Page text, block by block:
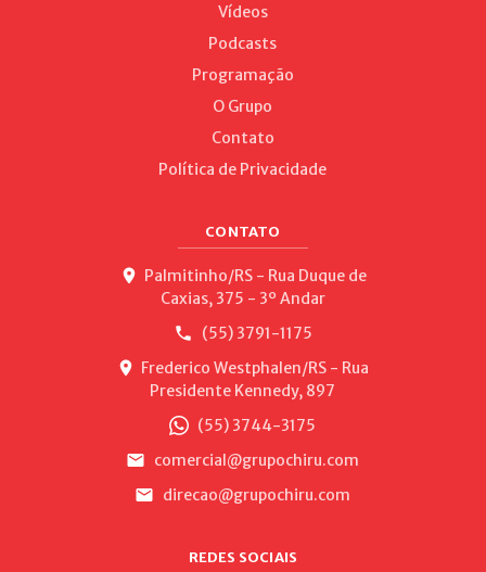
Vídeos
Podcasts
Programação
O Grupo
Contato
Política de Privacidade
CONTATO
Palmitinho/RS - Rua Duque de
Caxias, 375 - 3º Andar
(55) 3791-1175
Frederico Westphalen/RS - Rua
Presidente Kennedy, 897
(55) 3744-3175
comercial@grupochiru.com
direcao@grupochiru.com
REDES SOCIAIS